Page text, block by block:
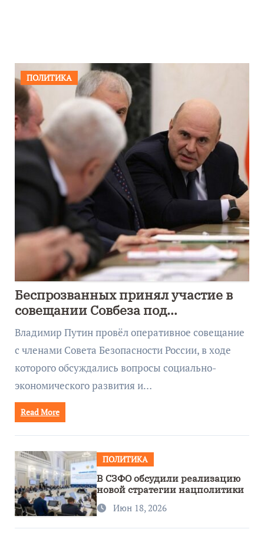
ПОЛИТИКА
Беспрозванных принял участие в
совещании Совбеза под
руководством Путина
Владимир Путин провёл оперативное совещание
с членами Совета Безопасности России, в ходе
которого обсуждались вопросы социально-
экономического развития и…
Read More
ПОЛИТИКА
В СЗФО обсудили реализацию
новой стратегии нацполитики
Июн 18, 2026